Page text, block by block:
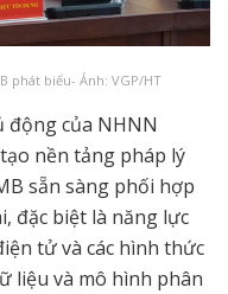
phát biểu- Ảnh: VGP/HT
động của NHNN
nền tảng pháp lý
sẵn sàng phối hợp
đặc biệt là năng lực
tử và các hình thức
liệu và mô hình phân